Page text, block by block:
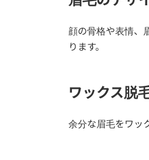
顔の骨格や表情、
ります。
ワックス脱
余分な眉毛をワッ